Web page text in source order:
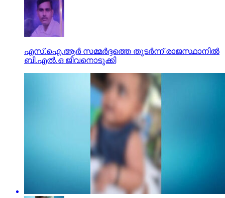
എസ്.ഐ.ആര്‍ സമ്മര്‍ദ്ദത്തെ തുടര്‍ന്ന് രാജസ്ഥാനില്‍
ബി.എല്‍.ഒ ജീവനൊടുക്കി